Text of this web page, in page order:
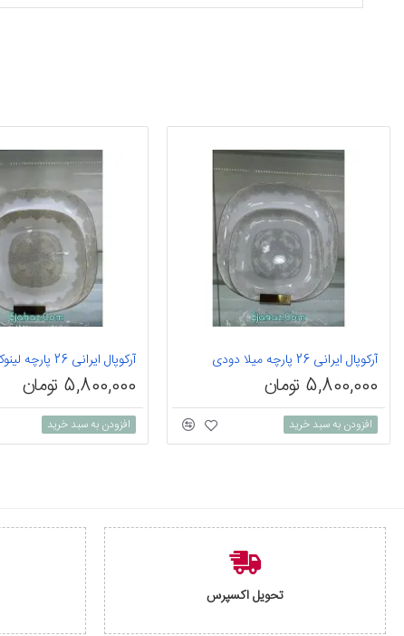
آرکوپال ایرانی 26 پارچه میلا دودی
5,800,000 تومان
افزودن به سبد خرید
5,800,000 تومان
افزودن به سبد خرید
تحویل اکسپرس